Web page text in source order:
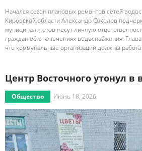
Начался сезон плановых ремонтов сетей
Кировской области Александр Соколов
муниципалитетов несут личную
граждан об отключениях водоснабжения.
что коммунальные организации должны
Центр Восточного утонул в
Общество Июнь 18, 2026